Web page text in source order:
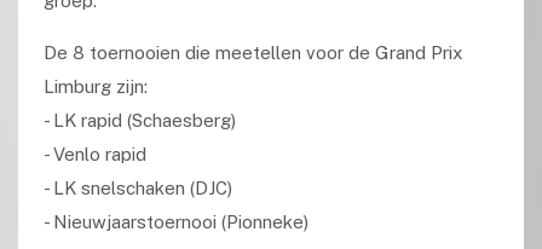
De 8 toernooien die meetellen voor de Grand Prix
Limburg zijn:
- LK rapid (Schaesberg)
- Venlo rapid
- LK snelschaken (DJC)
- Nieuwjaarstoernooi (Pionneke)